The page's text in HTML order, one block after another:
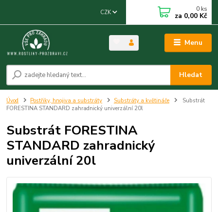
Menu
CZK
Hledat
0 ks
za 0,00 Kč
Úvod Postřiky, hnojiva a substráty Substráty a květináče
Substrát
FORESTINA STANDARD zahradnický univerzální 20l
Substrát FORESTINA
STANDARD zahradnický
univerzální 20l